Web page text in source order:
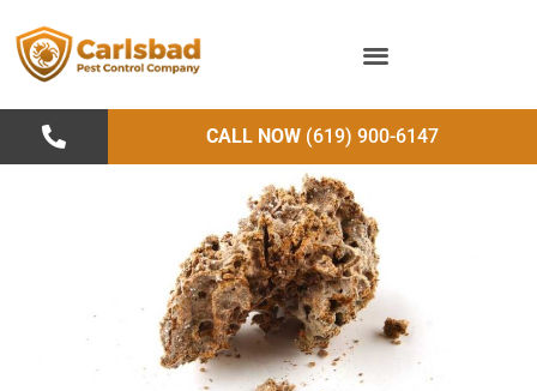
content
CALL NOW(619) 900-6147